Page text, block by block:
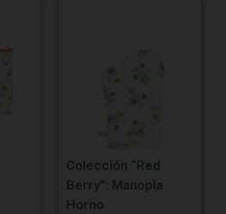
Colección “Red
Berry”: Manopla
Horno